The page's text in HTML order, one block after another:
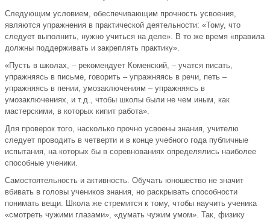
Следующим условием, обеспечивающим прочность усвоения,
являются упражнения в практической деятельности: «Тому, что
следует выполнить, нужно учиться на деле». В то же время «правила
должны поддерживать и закреплять практику».
«Пусть в школах, – рекомендует Коменский, – учатся писать,
упражняясь в письме, говорить – упражняясь в речи, петь –
упражняясь в пении, умозаключениям – упражняясь в
умозаключениях, и т.д., чтобы школы были не чем иным, как
мастерскими, в которых кипит работа».
Для проверок того, насколько прочно усвоены знания, учителю
следует проводить в четверти и в конце учебного года публичные
испытания, на которых бы в соревнованиях определялись наиболее
способные ученики.
Самостоятельность и активность. Обучать юношество не значит
вбивать в головы учеников знания, но раскрывать способности
понимать вещи. Школа же стремится к тому, чтобы научить ученика
«смотреть чужими глазами», «думать чужим умом». Так, физику